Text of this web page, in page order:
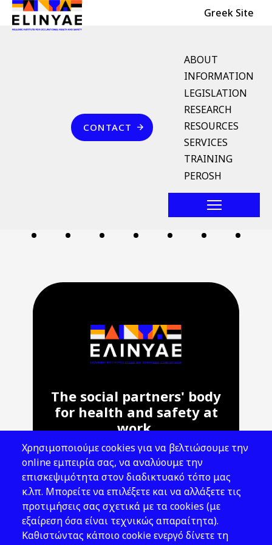
Skip to main content
Header Top Greek Site
English Menu
ABOUT
INFORMATION
LEGISLATION
RESEARCH
RESOURCES
SERVICES
TRAINING
PEROSH
Επικοινωνία
CONTACT
Breadcrumb
κάπνισμα
The social partners' body
for health and safety at
work.
Address: 143 Liosion & 6 Thirsiou, 104
45, Athens
T: 210 82 00 100
e: info@elinyae.gr
Follow Us
Χρησιμοποιούμε cookies για να βελτιώσουμε την
online εμπειρία σας, να αναλύουμε την
επισκεψιμότητα στον διαδικτυακό τόπο μας
κ.λπ. Μπορείτε να επιλέξετε και να αλλάξετε τις
προτιμήσεις σας σχετικά με τα cookies (με
εξαίρεση όσα είναι τεχνικώς απαραίτητα).
Καθιστώντας κάποιο cookie ενεργό δίνετε τη